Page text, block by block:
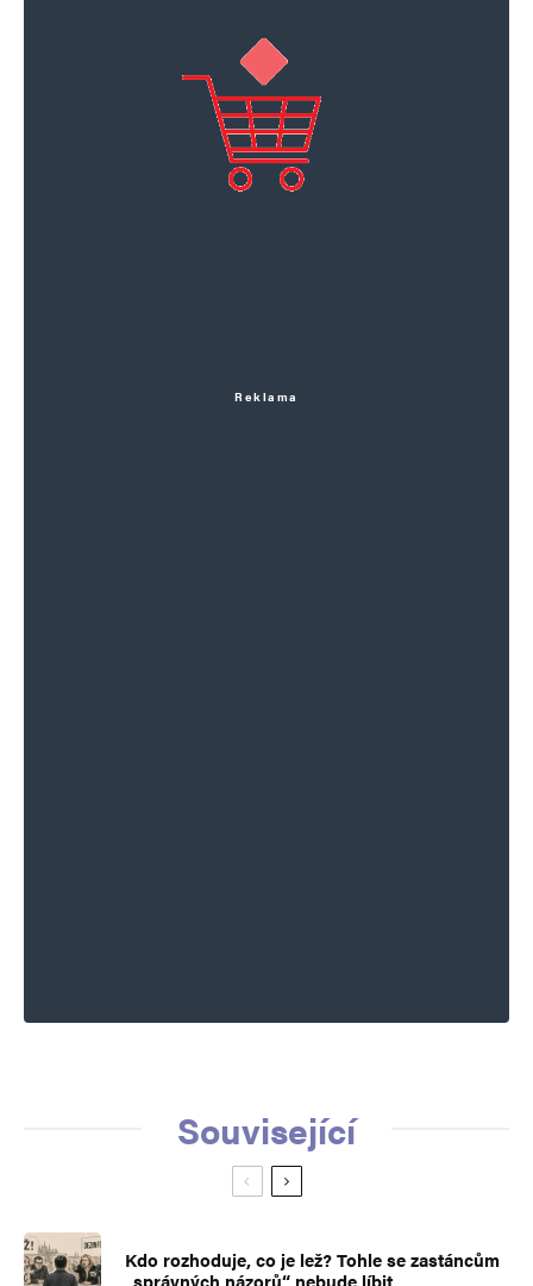
Reklama
Související
Kdo rozhoduje, co je lež? Tohle se zastáncům